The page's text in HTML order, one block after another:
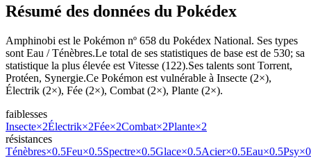
Résumé des données du Pokédex
Amphinobi est le Pokémon nº 658 du Pokédex National. Ses types
sont Eau / Ténèbres.Le total de ses statistiques de base est de 530; sa
statistique la plus élevée est Vitesse (122).Ses talents sont Torrent,
Protéen, Synergie.Ce Pokémon est vulnérable à Insecte (2×),
Électrik (2×), Fée (2×), Combat (2×), Plante (2×).
faiblesses
Insecte×2Électrik×2Fée×2Combat×2Plante×2
résistances
Ténèbres×0.5Feu×0.5Spectre×0.5Glace×0.5Acier×0.5Eau×0.5Psy×0